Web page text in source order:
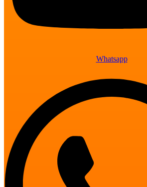
Whatsapp